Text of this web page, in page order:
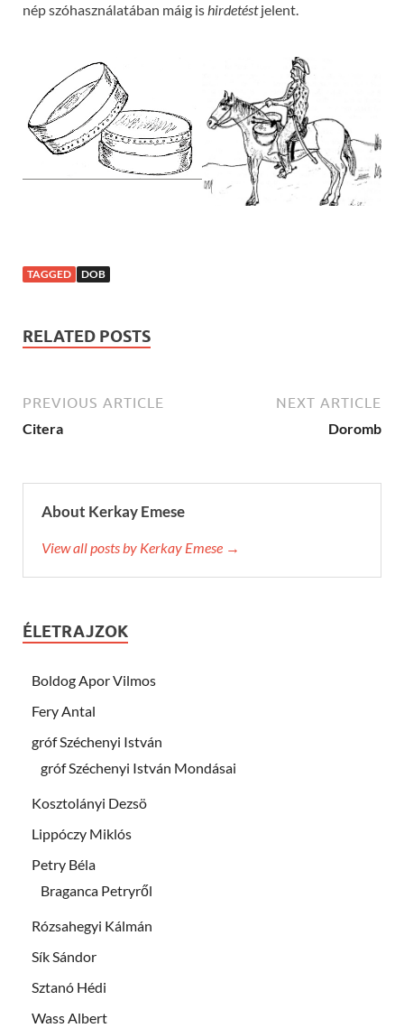
nép szóhasználatában máig ishirdetéstjelent.
TAGGED DOB
RELATED POSTS
PREVIOUS ARTICLE
Citera
NEXT ARTICLE
Doromb
About Kerkay Emese
View all posts by Kerkay Emese →
ÉLETRAJZOK
Boldog Apor Vilmos
Fery Antal
gróf Széchenyi István
gróf Széchenyi István Mondásai
Kosztolányi Dezsö
Lippóczy Miklós
Petry Béla
Braganca Petryről
Rózsahegyi Kálmán
Sík Sándor
Sztanó Hédi
Wass Albert